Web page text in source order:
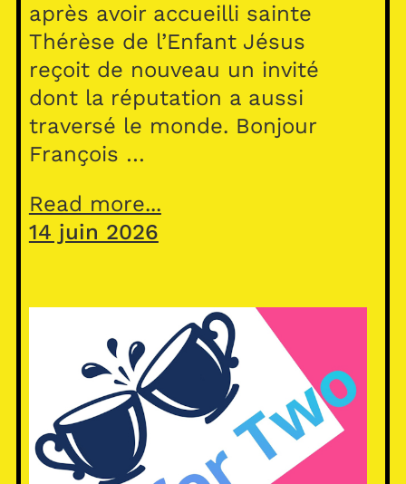
après avoir accueilli sainte
Thérèse de l’Enfant Jésus
reçoit de nouveau un invité
dont la réputation a aussi
traversé le monde. Bonjour
François …
Read more...
14 juin 2026